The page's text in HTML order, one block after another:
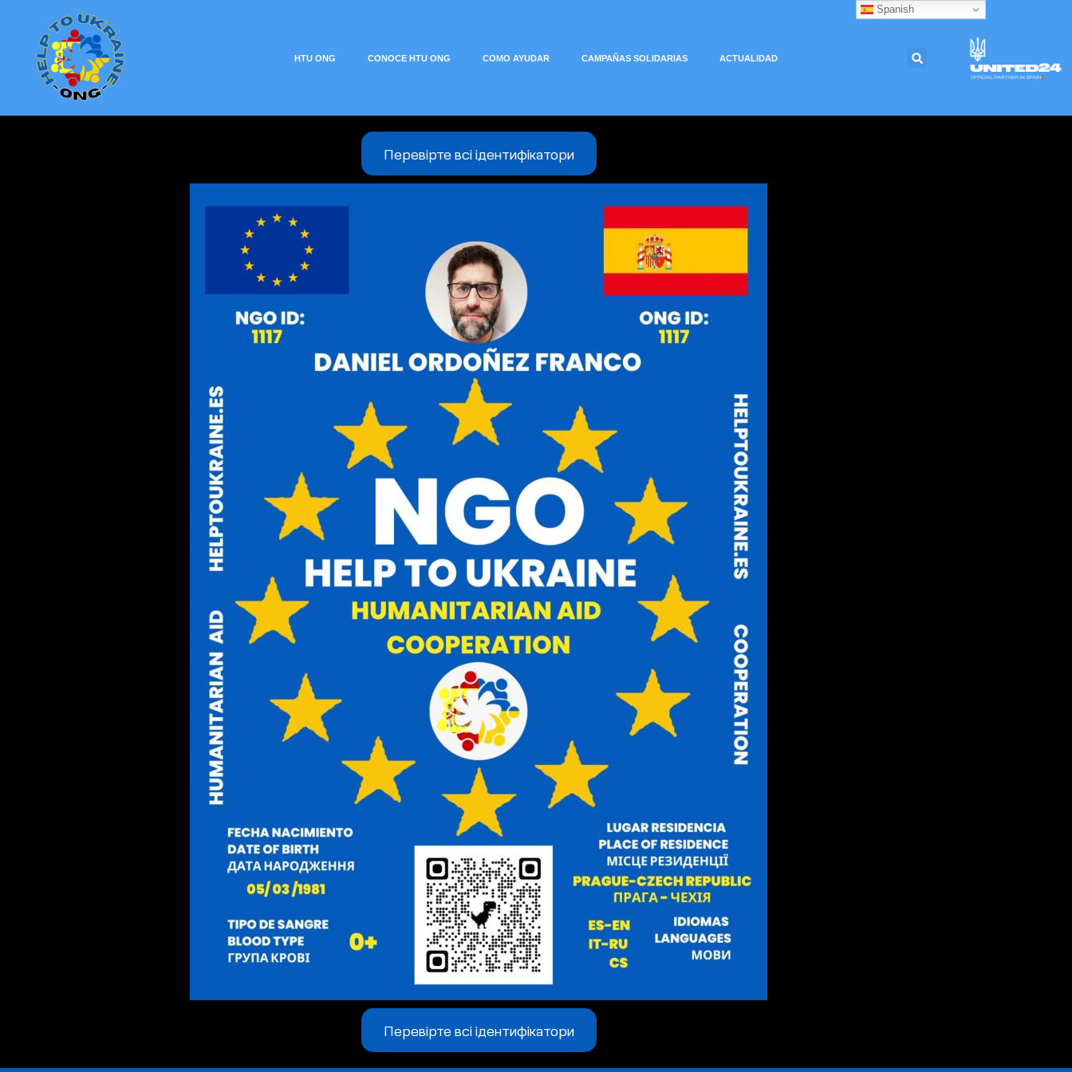
HTU ONG CONOCE HTU ONG COMO AYUDAR CAMPAÑAS SOLIDARIAS ACTUALIDAD
Перевірте всі ідентифікатори
Перевірте всі ідентифікатори
Spanish